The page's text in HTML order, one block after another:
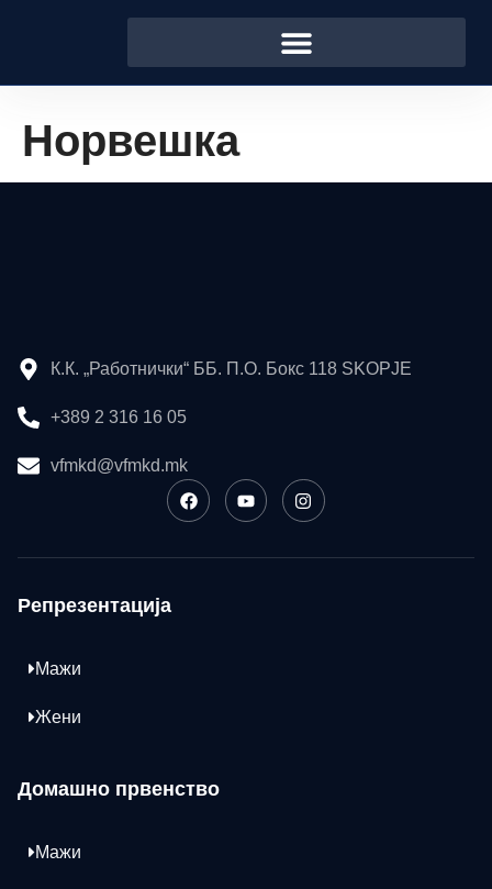
Норвешка
К.К. „Работнички“ ББ. П.О. Бокс 118 SKOPJE
+389 2 316 16 05
vfmkd@vfmkd.mk
Репрезентација
Мажи
Жени
Домашно првенство
Мажи